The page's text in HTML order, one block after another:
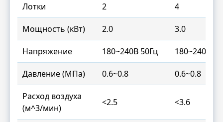
Лотки 2 4
Мощность (кВт) 2.0 3.0
Напряжение 180~240В 50Гц 180~240В
Давление (МПа) 0.6~0.8 0.6~0.8
Расход воздуха
(м^3/мин)
<2.5 <3.6